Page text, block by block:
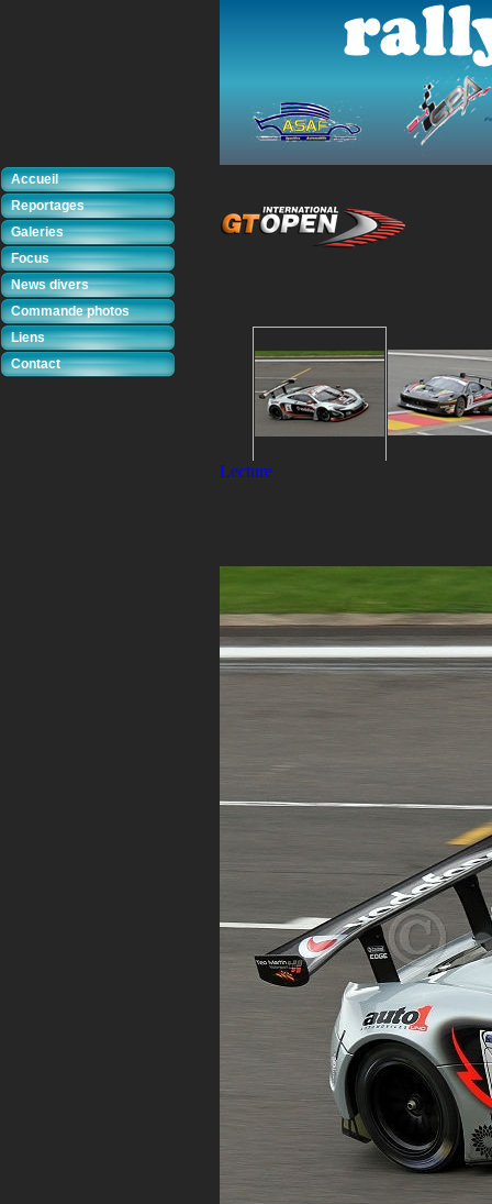
Accueil
Reportages
Galeries
Focus
News divers
Commande photos
Liens
Contact
Lecture